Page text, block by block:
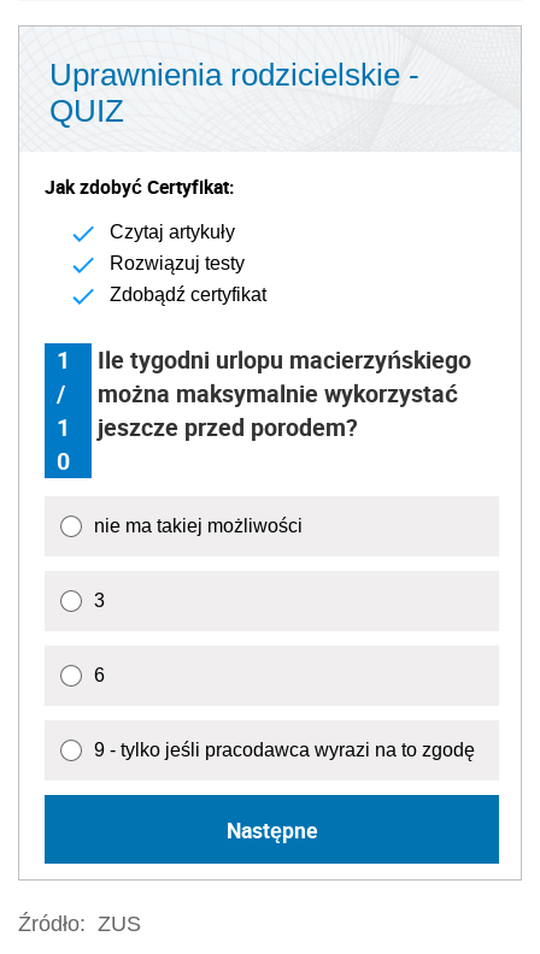
Uprawnienia rodzicielskie -
QUIZ
Jak zdobyć Certyfikat:
Czytaj artykuły
Rozwiązuj testy
Zdobądź certyfikat
1
/
1
0
Ile tygodni urlopu macierzyńskiego
można maksymalnie wykorzystać
jeszcze przed porodem?
nie ma takiej możliwości
3
6
9 - tylko jeśli pracodawca wyrazi na to zgodę
Następne
Źródło: ZUS